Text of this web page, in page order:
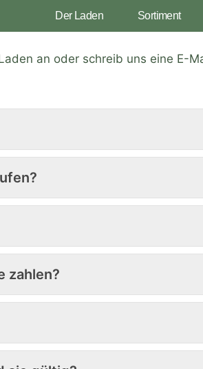
Der Laden Sortiment
an oder schreib uns eine E-
zahlen?